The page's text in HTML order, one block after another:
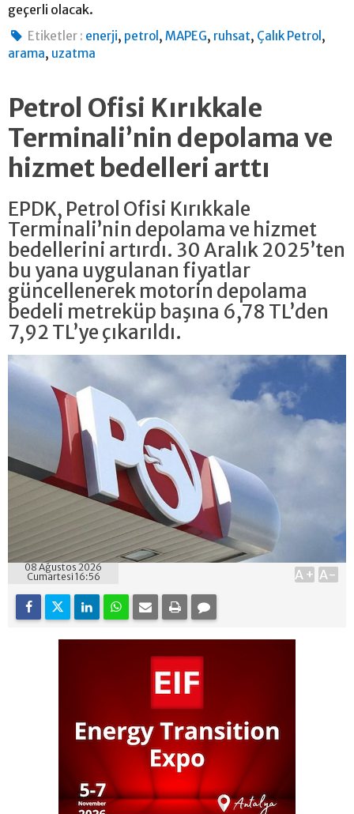
geçerli olacak.
Etiketler : enerji, petrol ,MAPEG, ruhsat, Çalık Petrol ,
arama, uzatma
Petrol Ofisi Kırıkkale
Terminali’nin depolama ve
hizmet bedelleri arttı
EPDK, Petrol Ofisi Kırıkkale
Terminali’nin depolama ve hizmet
bedellerini artırdı. 30 Aralık 2025’ten
bu yana uygulanan fiyatlar
güncellenerek motorin depolama
bedeli metreküp başına 6,78 TL’den
7,92 TL’ye çıkarıldı.
08 Ağustos 2026
Cumartesi 16:56
A+ A-